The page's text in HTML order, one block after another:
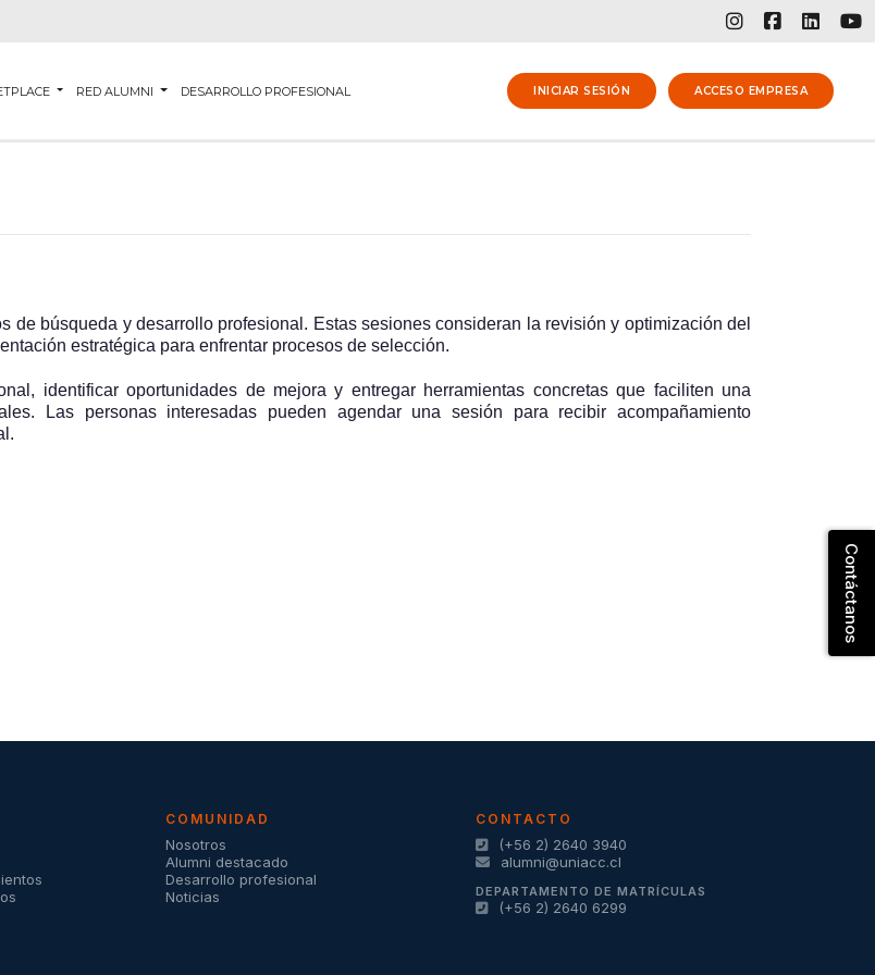
RED ALUMNI DESARROLLO PROFESIONAL INICIAR SESIÓN ACCESO EMPRESA
de búsqueda y desarrollo profesional. Estas sesiones consideran la revisión y optimización del
estratégica para enfrentar procesos de selección.
identificar oportunidades de mejora y entregar herramientas concretas que faciliten una
Las personas interesadas pueden agendar una sesión para recibir acompañamiento
COMUNIDAD
Nosotros
Alumni destacado
Desarrollo profesional
Noticias
CONTACTO
(+56 2) 2640 3940
alumni@uniacc.cl
DEPARTAMENTO DE MATRÍCULAS
(+56 2) 2640 6299
Contáctanos